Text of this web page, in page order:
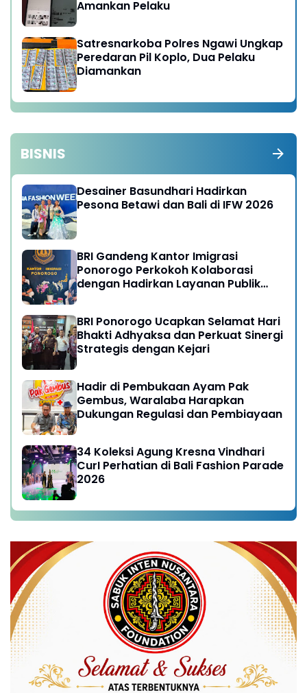
Amankan Pelaku
Satresnarkoba Polres Ngawi Ungkap
Peredaran Pil Koplo, Dua Pelaku
Diamankan
BISNIS
Desainer Basundhari Hadirkan
Pesona Betawi dan Bali di IFW 2026
BRI Gandeng Kantor Imigrasi
Ponorogo Perkokoh Kolaborasi
dengan Hadirkan Layanan Publik
BRI Ponorogo Ucapkan Selamat Hari
Bhakti Adhyaksa dan Perkuat Sinergi
Strategis dengan Kejari
Hadir di Pembukaan Ayam Pak
Gembus, Waralaba Harapkan
Dukungan Regulasi dan Pembiayaan
34 Koleksi Agung Kresna Vindhari
CurI Perhatian di Bali Fashion Parade
2026